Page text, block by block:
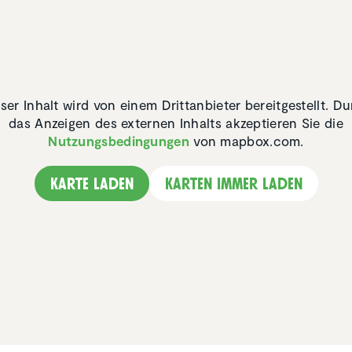
Inhalt wird von einem Drittanbieter bereitgestellt.
das Anzeigen des externen Inhalts akzeptieren Sie die
Nutzungsbedingungenvon mapbox.com.
Karte laden Karten immer laden